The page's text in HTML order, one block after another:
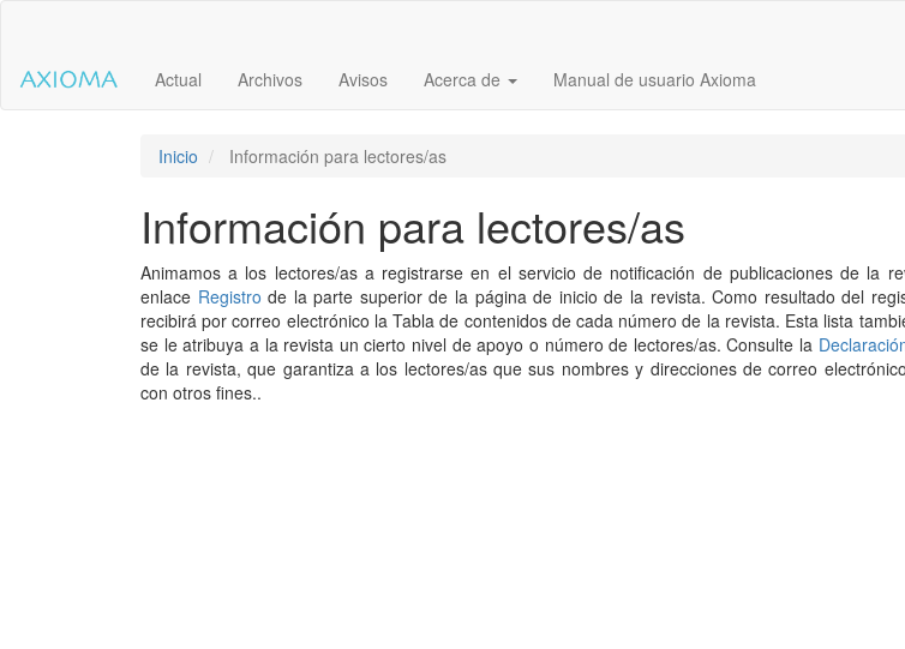
contenido
de
Actual Archivos Avisos Acerca de Manual de usuario Axioma
Inicio Información para lectores/as
Información para lectores/as
Animamos a los lectores/as a registrarse en el servicio de notificación de publicaciones de la
enlace Registro de la parte superior de la página de inicio de la revista. Como resultado del
recibirá por correo electrónico la Tabla de contenidos de cada número de la revista. Esta lista
se le atribuya a la revista un cierto nivel de apoyo o número de lectores/as. Consulte la
de la revista, que garantiza a los lectores/as que sus nombres y direcciones de correo
con otros fines..